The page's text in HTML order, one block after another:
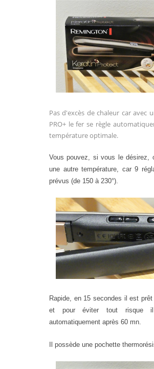
Pas d'excès de chaleur car avec
PRO+ le fer se règle
température optimale.
Vous pouvez, si vous le désirez,
une autre température, car 9
prévus (de 150 à 230°).
Rapide, en 15 secondes il est prêt
et pour éviter tout risque il
automatiquement après 60 mn.
Il possède une pochette